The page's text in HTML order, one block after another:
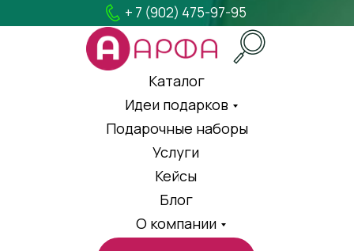
Каталог
Идеи подарков
Подарочные наборы
Кейсы
Блог
Услуги
О компании
+ 7 (902) 475-97-95